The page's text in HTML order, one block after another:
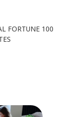
FORTUNE 100